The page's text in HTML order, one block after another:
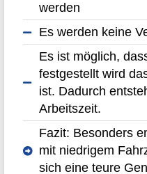
werden
Es werden keine
Es ist möglich,
festgestellt wird
ist. Dadurch
Arbeitszeit.
Fazit: Besonders
mit niedrigem
sich eine teure